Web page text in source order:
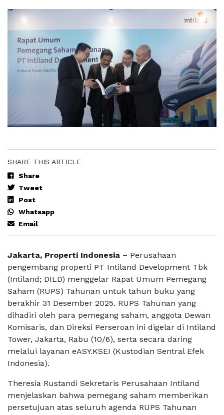
SHARE THIS ARTICLE
Share
Tweet
Post
Whatsapp
Email
Jakarta, Properti Indonesia – Perusahaan
pengembang properti PT Intiland Development Tbk
(Intiland; DILD) menggelar Rapat Umum Pemegang
Saham (RUPS) Tahunan untuk tahun buku yang
berakhir 31 Desember 2025. RUPS Tahunan yang
dihadiri oleh para pemegang saham, anggota Dewan
Komisaris, dan Direksi Perseroan ini digelar di Intiland
Tower, Jakarta, Rabu (10/6), serta secara daring
melalui layanan eASY.KSEI (Kustodian Sentral Efek
Indonesia).
Theresia Rustandi Sekretaris Perusahaan Intiland
menjelaskan bahwa pemegang saham memberikan
persetujuan atas seluruh agenda RUPS Tahunan